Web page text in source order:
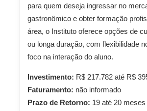
para quem deseja ingressar no
gastronômico e obter formação
área, o Instituto oferece opções de
ou longa duração, com flexibilidade
foco na interação do aluno.
Investimento: R$ 217.782 até R$
Faturamento: não informado
Prazo de Retorno: 19 até 20 meses